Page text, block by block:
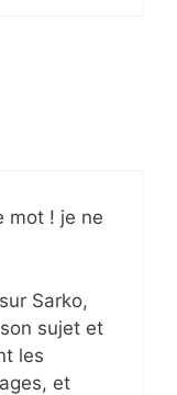
mot ! je ne
Sarko,
son sujet et
les
et